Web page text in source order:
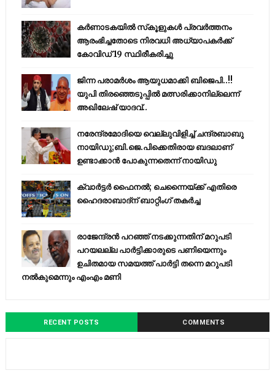
കര്‍ണാടകയില്‍ സ്‌കൂളുകള്‍ പ്രവര്‍ത്തനം
ആരംഭിച്ചതോടെ നിരവധി അധ്യാപകര്‍ക്ക്
കോവിഡ് 19 സ്ഥിരീകരിച്ചു
ജിന്ന പരാമര്‍ശം ആയുധമാക്കി ബിജെപി..!!
യുപി തിരഞ്ഞെടുപ്പില്‍ മത്സരിക്കാനില്ലെന്ന്
അഖിലേഷ് യാദവ്..
നരേന്ദ്രമോദിയെ വെല്ലുവിളിച്ച് ചന്ദ്രബാബു
നായിഡു;ബി.ജെ.പിക്കെതിരായ ബദലാണ്
ഉണ്ടാക്കാന്‍ പോകുന്നതെന്ന് നായിഡു
ക്വാർട്ടർ ഫൈനൽ; ചെന്നൈയ്ക്ക് എതിരെ
ഹൈദരാബാദ്ന് ബാറ്റിംഗ് തകർച്ച
രാജേന്ദ്രന്‍ പറഞ്ഞ് നടക്കുന്നതിന് മറുപടി
പറയലല്ല പാര്‍ട്ടിക്കാരുടെ പണിയെന്നും
ഉചിതമായ സമയത്ത് പാര്‍ട്ടി തന്നെ മറുപടി
നല്‍കുമെന്നും എംഎം മണി
RECENT POSTS COMMENTS